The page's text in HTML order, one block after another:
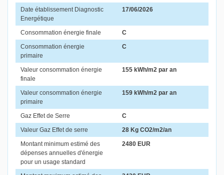
Date établissement Diagnostic
Energétique
17/06/2026
Consommation énergie finale
C
Consommation énergie
primaire
C
Valeur consommation énergie
finale
155 kWh/m2 par an
Valeur consommation énergie
primaire
159 kWh/m2 par an
Gaz Effet de Serre
C
Valeur Gaz Effet de serre
28 Kg CO2/m2/an
Montant minimum estimé des
dépenses annuelles d'énergie
pour un usage standard
2480 EUR